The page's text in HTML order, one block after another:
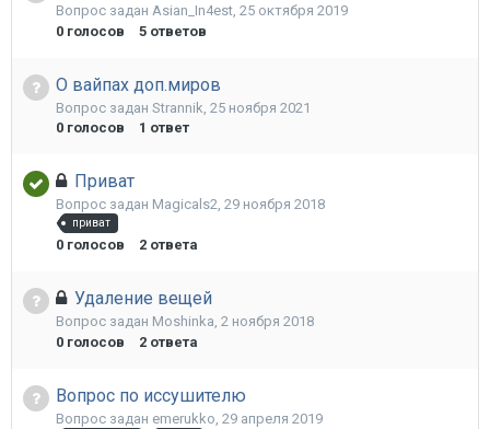
Вопрос задан Asian_In4est, 25 октября 2019
0 голосов 5 ответов
О вайпах доп.миров
Вопрос задан Strannik 25 ноября 2021
0 голосов 1 ответ
Приват
Вопрос задан Magicals2, 29 ноября 2018
приват
0 голосов 2 ответа
Удаление вещей
Вопрос задан Moshinka, 2 ноября 2018
0 голосов 2 ответа
Вопрос по иссушителю
Вопрос задан emerukko 29 апреля 2019